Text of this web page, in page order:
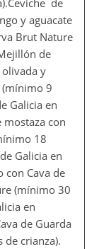
de
y aguacate
Brut Nature
de
olivada y
(mínimo 9
Galicia en
mostaza con
18
Galicia en
con Cava de
(mínimo 30
en
de Guarda
de crianza).